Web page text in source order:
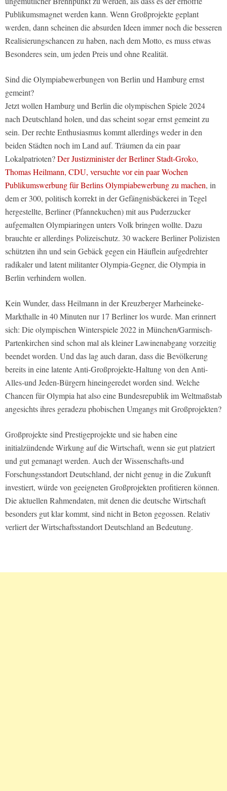
Publikumsmagnet werden kann. Wenn Großprojekte geplant
werden, dann scheinen die absurden Ideen immer noch die besseren
Realisierungschancen zu haben, nach dem Motto, es muss etwas
Besonderes sein, um jeden Preis und ohne Realität.
Sind die Olympiabewerbungen von Berlin und Hamburg ernst
gemeint?
Jetzt wollen Hamburg und Berlin die olympischen Spiele 2024
nach Deutschland holen, und das scheint sogar ernst gemeint zu
sein. Der rechte Enthusiasmus kommt allerdings weder in den
beiden Städten noch im Land auf. Träumen da ein paar
Lokalpatrioten?Der Justizminister der Berliner Stadt-Groko,
Thomas Heilmann, CDU, versuchte vor ein paar Wochen
Publikumswerbung für Berlins Olympiabewerbung zu machen, in
dem er 300, politisch korrekt in der Gefängnisbäckerei in Tegel
hergestellte, Berliner (Pfannekuchen) mit aus Puderzucker
aufgemalten Olympiaringen unters Volk bringen wollte. Dazu
brauchte er allerdings Polizeischutz. 30 wackere Berliner Polizisten
schützten ihn und sein Gebäck gegen ein Häuflein aufgedrehter
radikaler und latent militanter Olympia-Gegner, die Olympia in
Berlin verhindern wollen.
Kein Wunder, dass Heilmann in der Kreuzberger Marheineke-
Markthalle in 40 Minuten nur 17 Berliner los wurde. Man erinnert
sich: Die olympischen Winterspiele 2022 in München/Garmisch-
Partenkirchen sind schon mal als kleiner Lawinenabgang vorzeitig
beendet worden. Und das lag auch daran, dass die Bevölkerung
bereits in eine latente Anti-Großprojekte-Haltung von den Anti-
Alles-und Jeden-Bürgern hineingeredet worden sind. Welche
Chancen für Olympia hat also eine Bundesrepublik im Weltmaßstab
angesichts ihres geradezu phobischen Umgangs mit Großprojekten?
Großprojekte sind Prestigeprojekte und sie haben eine
initialzündende Wirkung auf die Wirtschaft, wenn sie gut platziert
und gut gemanagt werden. Auch der Wissenschafts-und
Forschungsstandort Deutschland, der nicht genug in die Zukunft
investiert, würde von geeigneten Großprojekten profitieren können.
Die aktuellen Rahmendaten, mit denen die deutsche Wirtschaft
besonders gut klar kommt, sind nicht in Beton gegossen. Relativ
verliert der Wirtschaftsstandort Deutschland an Bedeutung.